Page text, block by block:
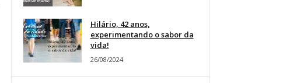
Hilário, 42 anos,
experimentando o sabor da
vida!
26/08/2024